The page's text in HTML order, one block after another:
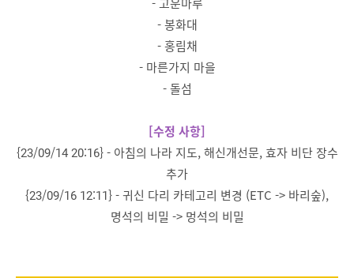
- 봉화대
- 홍림채
- 마른가지 마을
- 돌섬
[수정 사항]
{23/09/14 20:16} - 아침의 나라 지도, 해신개선문, 효자 비단 장수
추가
{23/09/16 12:11} - 귀신 다리 카테고리 변경 (ETC -> 바리숲),
명석의 비밀 -> 멍석의 비밀